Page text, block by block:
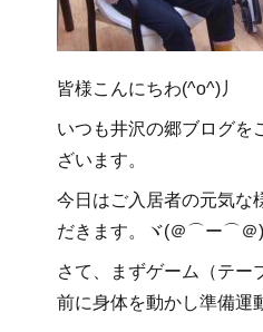
皆様こんにちわ(^o^)丿
いつも井沢の郷ブログを
ざいます。
今日はご入居者の元気な
だきます。ヾ(＠⌒ー⌒＠
さて、まずゲーム（テー
前に身体を動かし準備運